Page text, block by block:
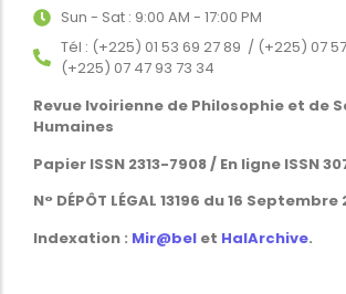
Sun - Sat : 9:00 AM - 17:00 PM
Tél : (+225) 01 53 69 27 89 / (+225) 07 57
(+225) 07 47 93 73 34
Revue Ivoirienne de Philosophie et de
Humaines
Papier ISSN 2313-7908 / En ligne ISSN
N° DÉPÔT LÉGAL 13196 du 16 Septembre
Indexation : Mir@bel et HalArchive.